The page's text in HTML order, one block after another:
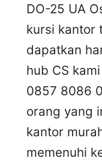
DO-25 UA
kursi kantor
dapatkan
hub CS
0857 8086
orang yang
kantor
memenuhi